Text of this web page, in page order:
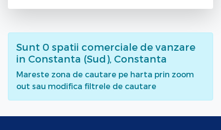
Sunt 0 spatii comerciale de vanzare
in Constanta (Sud), Constanta
Mareste zona de cautare pe harta prin zoom
out sau modifica filtrele de cautare